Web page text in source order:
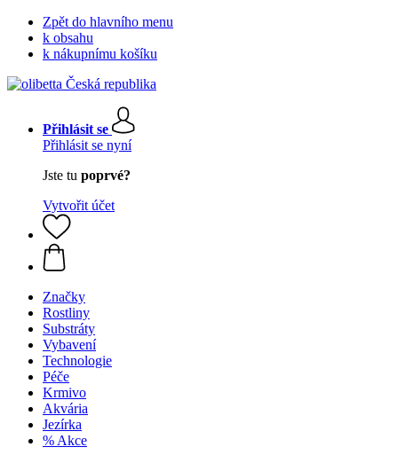
Zpět do hlavního menu
k obsahu
k nákupnímu košíku
Přihlásit se
Přihlásit se nyní
Jste tu poprvé?
Vytvořit účet
Značky
Rostliny
Substráty
Vybavení
Technologie
Péče
Krmivo
Akvária
Jezírka
% Akce